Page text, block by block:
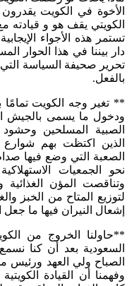
الأخوة في الكويت
الكويتي يقف هو و قيادته
تستمر هذه الأجواء
دار بيننا في هذا الحوار
تحرير صحيفة السياسة
بالفعل.
** تغير وجه الكويت تمامًا
ودخول ما يسمى بالجيش
الصبية المسلحين وحشود
الذين اكتظت بهم شوارع
الصعبة التي وضع فيها
نحو الجمعيات
وتناقصت المؤن
لتوزيع المتاح من الخبز
إشعال النيران فيها ما جعل
**حاولنا الخروج من
السعودية بعد أن كنا
الصباح ولي العهد ورئيس
وفهمنا أن القيادة